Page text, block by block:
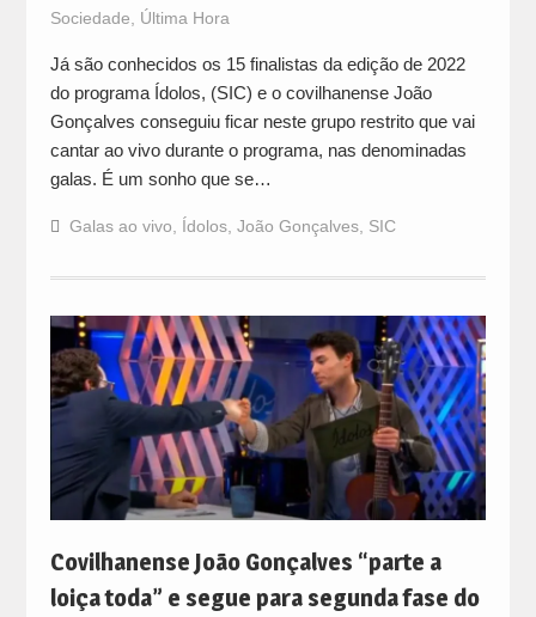
Sociedade
Última Hora
Já são conhecidos os 15 finalistas da edição de 2022
do programa Ídolos, (SIC) e o covilhanense João
Gonçalves conseguiu ficar neste grupo restrito que vai
cantar ao vivo durante o programa, nas denominadas
galas. É um sonho que se…
Galas ao vivo Ídolos, João Gonçalves, SIC
Covilhanense João Gonçalves “parte a
loiça toda” e segue para segunda fase do